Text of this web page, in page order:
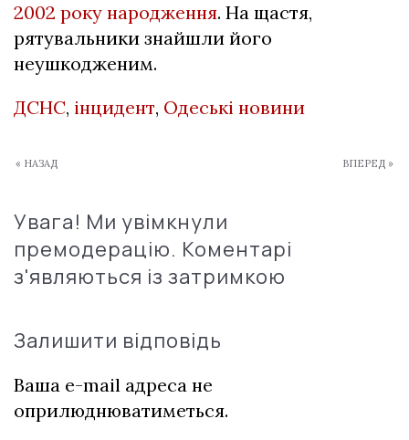
2002 року народження. На щастя,
рятувальники знайшли його
неушкодженим.
ДСНС, інцидент, Одеські новини
« НАЗАД ВПЕРЕД »
Увага! Ми увімкнули
премодерацію. Коментарі
з'являються із затримкою
Залишити відповідь
Ваша e-mail адреса не
оприлюднюватиметься.